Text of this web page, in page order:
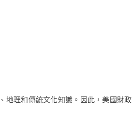
地理和傳統文化知識。因此，美國財政